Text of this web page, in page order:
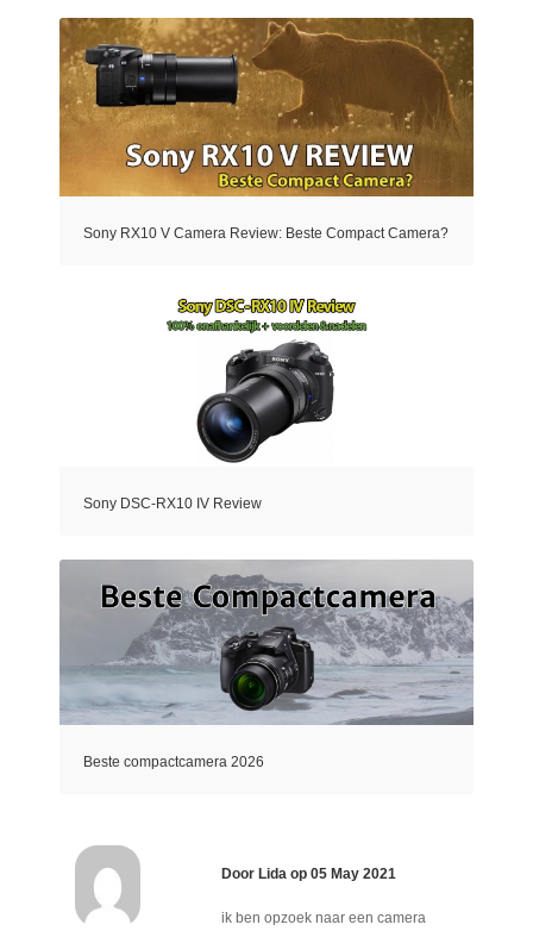
Sony RX10 V Camera Review: Beste Compact Camera?
Sony DSC-RX10 IV Review
Beste compactcamera 2026
DoorLida op 05 May 2021
ik ben opzoek naar een camera